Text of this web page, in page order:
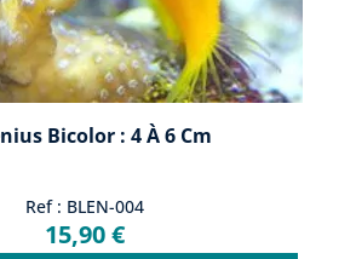
Bicolor : 4 À 6 Cm
Ref : BLEN-004
15,90 €